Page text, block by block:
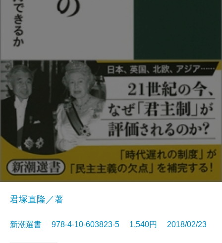
君塚直隆／著
新潮選書 978-4-10-603823-5 1,540円 2018/02/23